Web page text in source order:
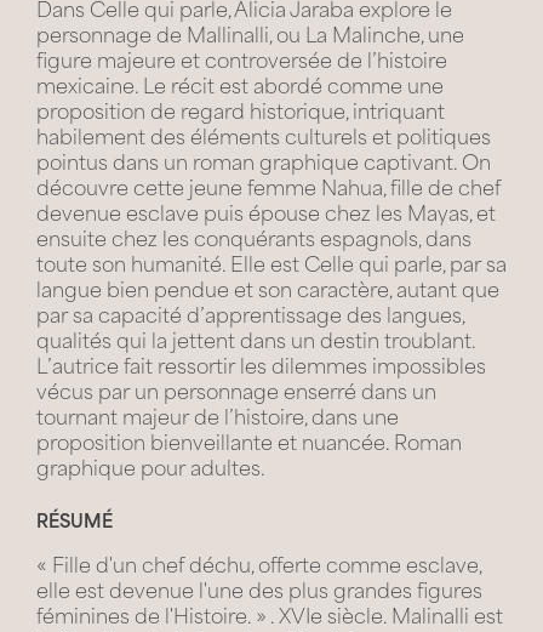
Dans Celle qui parle, Alicia Jaraba explore le
personnage de Mallinalli, ou La Malinche, une
figure majeure et controversée de l’histoire
mexicaine. Le récit est abordé comme une
proposition de regard historique, intriquant
habilement des éléments culturels et politiques
pointus dans un roman graphique captivant. On
découvre cette jeune femme Nahua, fille de chef
devenue esclave puis épouse chez les Mayas, et
ensuite chez les conquérants espagnols, dans
toute son humanité. Elle est Celle qui parle, par sa
langue bien pendue et son caractère, autant que
par sa capacité d’apprentissage des langues,
qualités qui la jettent dans un destin troublant.
L’autrice fait ressortir les dilemmes impossibles
vécus par un personnage enserré dans un
tournant majeur de l’histoire, dans une
proposition bienveillante et nuancée. Roman
graphique pour adultes.
RÉSUMÉ
« Fille d'un chef déchu, offerte comme esclave,
elle est devenue l'une des plus grandes figures
féminines de l'Histoire. » . XVIe siècle. Malinalli est